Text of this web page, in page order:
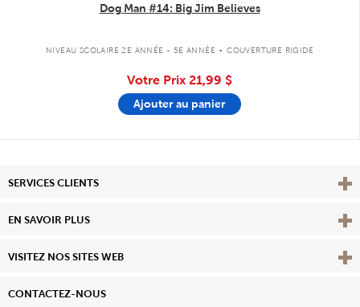
Dog Man #14: Big Jim Believes
NIVEAU SCOLAIRE 2E ANNÉE - 5E ANNÉE . COUVERTURE RIGIDE
Votre Prix 21,99 $
Ajouter au panier
SERVICES CLIENTS
EN SAVOIR PLUS View
VISITEZ NOS SITES WEB
CONTACTEZ-NOUS